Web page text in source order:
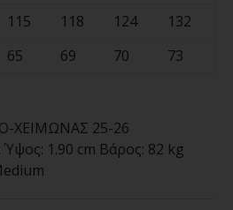
115 118 124
132
65 69 70 73
ΧΕΙΜΩΝΑΣ 25-26
Ύψος: 1.90 cm Βάρος: 82 kg